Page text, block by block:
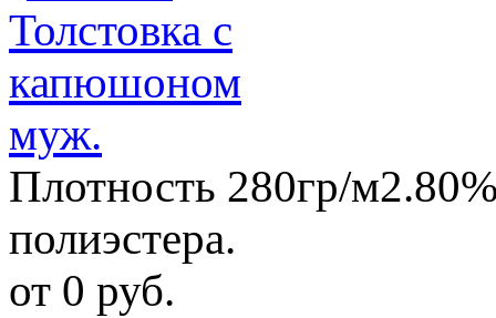
Плотность 280гр/
полиэстера.
от 0 руб.